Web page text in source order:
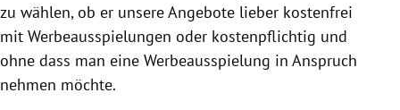
zu wählen, ob er unsere Angebote lieber kostenfrei
mit Werbeausspielungen oder kostenpflichtig und
ohne dass man eine Werbeausspielung in Anspruch
nehmen möchte.